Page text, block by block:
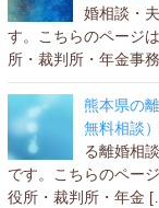
婚相談・
す。こちらのページ
所・裁判所・年金事
熊本県の
無料相談）
る離婚相
です。こちらのペー
役所・裁判所・年金